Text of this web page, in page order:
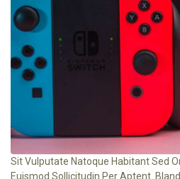
Sit Vulputate Natoque Habitant Sed
Euismod Sollicitudin Per Aptent.